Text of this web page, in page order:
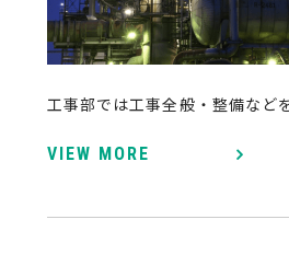
工事部では工事全般・整備など
VIEW MORE